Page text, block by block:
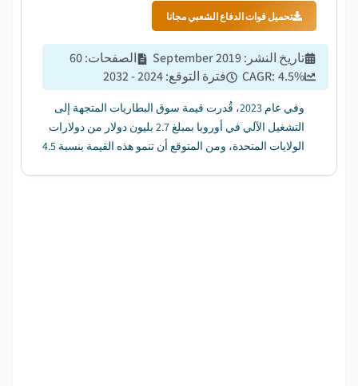
تحميل قوات الدفاع الشعبي مجانا
تاريخ النشر :
September 2019 الصفحات:
60
CAGR: 4.5% فترة التوقع:
2024 - 2032
وفي عام 2023، قُدرت قيمة سوق البطاريات المتجهة إلى
التشغيل الآلي في أوروبا بمبلغ 2.7 بليون دولار من دولارات
الولايات المتحدة، ومن المتوقع أن تنمو هذه القيمة بنسبة 4.5